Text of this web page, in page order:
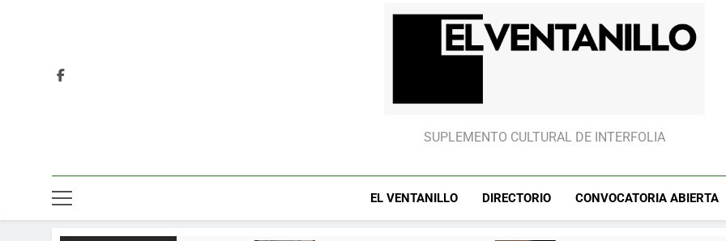
Raquel Tibol: “Reyes ponía
El Ventanillo
SUPLEMENTO CULTURAL DE INTERFOLIA
EL VENTANILLO DIRECTORIO CONVOCATORIA ABIERTA